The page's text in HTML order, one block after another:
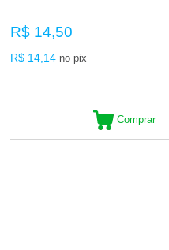
R$ 14,50
R$ 14,14 no pix
Comprar